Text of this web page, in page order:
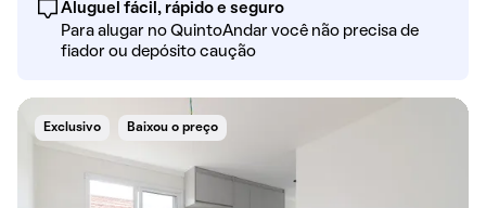
Aluguel fácil, rápido e seguro
Para alugar no QuintoAndar você não precisa de
fiador ou depósito caução
Exclusivo Baixou o preço